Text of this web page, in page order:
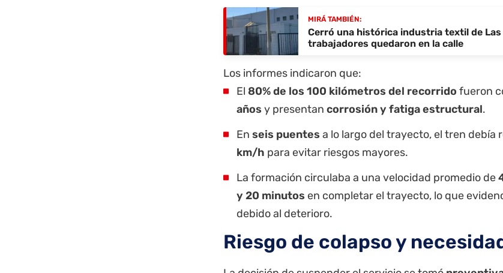
MIRÁ TAMBIÉN:
Cerró una histórica industria textil de Las
trabajadores quedaron en la calle
Los informes indicaron que:
El 80% de los 100 kilómetros del recorrido fueron
años y presentan corrosión y fatiga estructural.
En seis puentes a lo largo del trayecto, el tren debía
km/h para evitar riesgos mayores.
La formación circulaba a una velocidad promedio de
y 20 minutos en completar el trayecto, lo que
debido al deterioro.
Riesgo de colapso y